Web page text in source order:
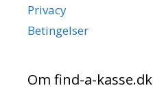
Privacy
Betingelser
Om find-a-kasse.dk